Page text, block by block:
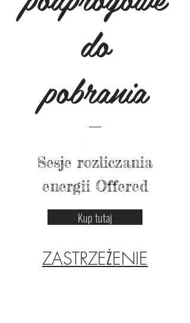
do
pobrania
500,00$
Przejrzyj szczegóły
Sesje rozliczania
energii Offered
Kup tutaj
ZASTRZEŻENIE